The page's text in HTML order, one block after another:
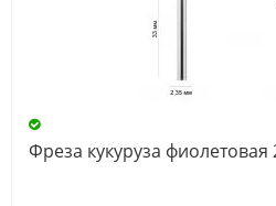
ДЛИНА
Фреза кукуруза